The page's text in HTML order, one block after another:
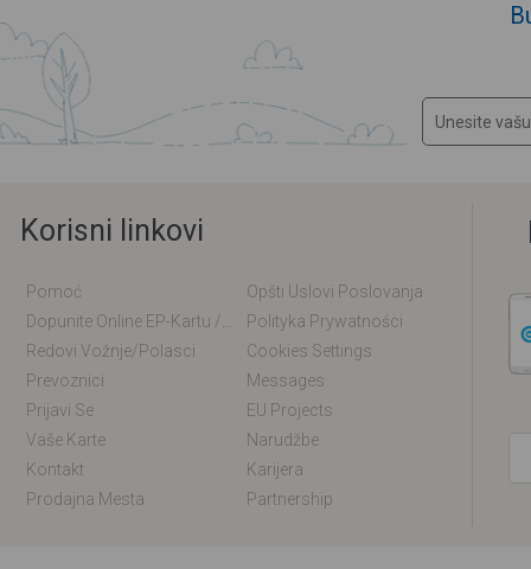
Korisni linkovi
Pomoć
Opšti Uslovi Poslovanja
Polityka Prywatności
Redovi Vožnje/polasci
Cookies Settings
Prevoznici
Messages
Prijavi Se
EU Projects
Vaše Karte
Narudžbe
Kontakt
Karijera
Prodajna Mesta
Partnership